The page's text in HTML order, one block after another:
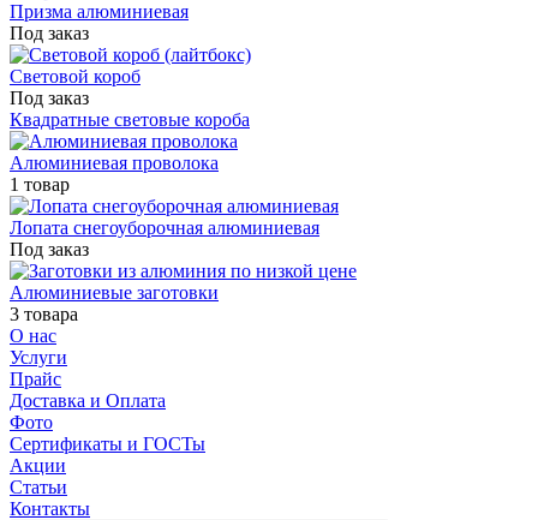
Призма алюминиевая
Под заказ
Световой короб
Под заказ
Квадратные световые короба
Алюминиевая проволока
1 товар
Лопата снегоуборочная алюминиевая
Под заказ
Алюминиевые заготовки
3 товара
О нас
Услуги
Прайс
Доставка и Оплата
Фото
Сертификаты и ГОСТы
Акции
Статьи
Контакты